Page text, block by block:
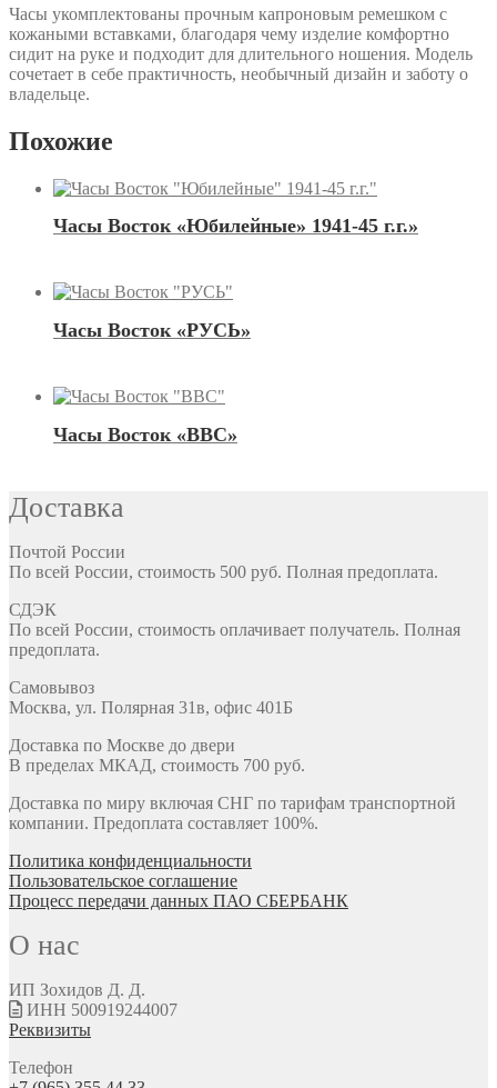
Часы укомплектованы прочным капроновым ремешком с
кожаными вставками, благодаря чему изделие комфортно
сидит на руке и подходит для длительного ношения. Модель
сочетает в себе практичность, необычный дизайн и заботу о
владельце.
Похожие
Часы Восток «Юбилейные» 1941-45 г.г.»
Часы Восток «РУСЬ»
Часы Восток «ВВС»
Доставка
Почтой России
По всей России, стоимость 500 руб. Полная предоплата.
СДЭК
По всей России, стоимость оплачивает получатель. Полная
предоплата.
Самовывоз
Москва, ул. Полярная 31в, офис 401Б
Доставка по Москве до двери
В пределах МКАД, стоимость 700 руб.
Доставка по миру включая СНГ по тарифам транспортной
компании. Предоплата составляет 100%.
Политика конфиденциальности
Пользовательское соглашение
Процесс передачи данных ПАО СБЕРБАНК
О нас
ИП Зохидов Д. Д.
ИНН 500919244007
Реквизиты
Телефон